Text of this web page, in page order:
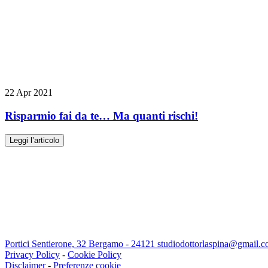
22 Apr 2021
Risparmio fai da te… Ma quanti rischi!
Leggi l’articolo
Portici Sentierone, 32 Bergamo - 24121
Privacy Policy - Cookie Policy
Disclaimer- Preferenze cookie